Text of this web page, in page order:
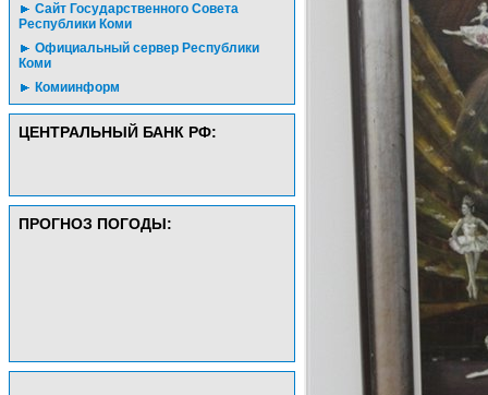
Сайт Государственного Совета
Республики Коми
Официальный сервер Республики
Коми
Комиинформ
ЦЕНТРАЛЬНЫЙ БАНК РФ:
ПРОГНОЗ ПОГОДЫ: